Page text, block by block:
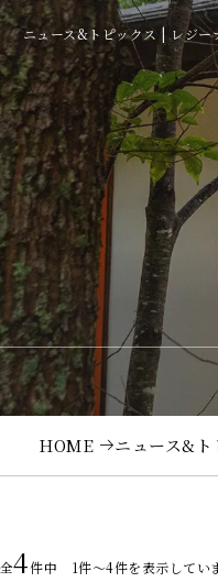
ニュース&トピックス | レジ
HOME ニュース&ト
全4件中 1件～4件を表示していま